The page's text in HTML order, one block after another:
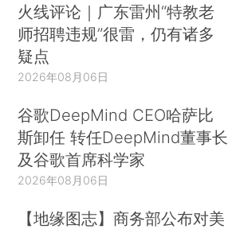
火线评论｜广东雷州“特教老
师招聘违规”很雷，仍有诸多
疑点
2026年08月06日
谷歌DeepMind CEO哈萨比
斯卸任 转任DeepMind董事长
及谷歌首席科学家
2026年08月06日
【地缘图志】商务部公布对美